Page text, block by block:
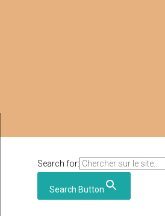
Search for:
Search Button